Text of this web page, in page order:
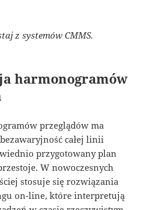
z systemów CMMS.
harmonogramów
przeglądów ma
całej linii
przygotowany plan
W nowoczesnych
stosuje się rozwiązania
on-line, które interpretują